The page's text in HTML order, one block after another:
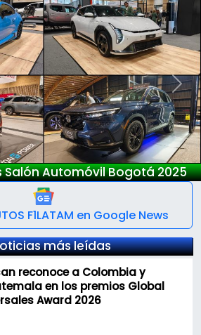
Deepal S05
Next
F1LATAM en Google News
más leídas
reconoce a Colombia y
en los premios Global
Award 2026